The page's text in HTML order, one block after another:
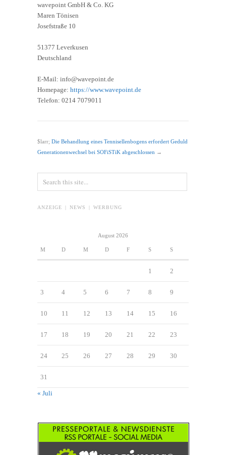
wavepoint GmbH & Co. KG
Maren Tönisen
Josefstraße 10
51377 Leverkusen
Deutschland
E-Mail: info@wavepoint.de
Homepage: https://www.wavepoint.de
Telefon: 0214 7079011
$larr; Die Behandlung eines Tennisellenbogens erfordert Geduld
Generationenwechsel bei SOFiSTiK abgeschlossen →
ANZEIGE | NEWS | WERBUNG
August 2026
M D M D F S S
1 2
3 4 5 6 7 8 9
10 11 12 13 14 15 16
17 18 19 20 21 22 23
24 25 26 27 28 29 30
31
« Juli